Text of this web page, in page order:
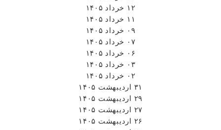
۱۲ خرداد ۱۴۰۵
۱۱ خرداد ۱۴۰۵
۰۹ خرداد ۱۴۰۵
۰۷ خرداد ۱۴۰۵
۰۶ خرداد ۱۴۰۵
۰۳ خرداد ۱۴۰۵
۰۲ خرداد ۱۴۰۵
۳۱ اردیبهشت ۱۴۰۵
۲۹ اردیبهشت ۱۴۰۵
۲۷ اردیبهشت ۱۴۰۵
۲۶ اردیبهشت ۱۴۰۵